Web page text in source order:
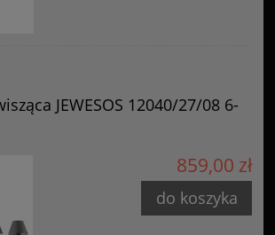
JEWESOS 12040/27/08 6-
859,00 zł
do koszyka